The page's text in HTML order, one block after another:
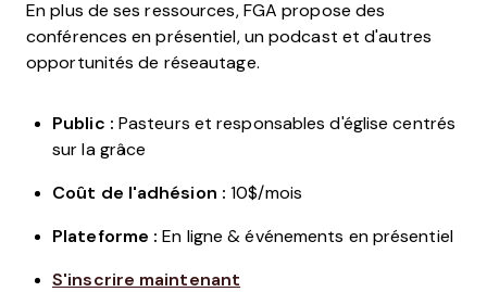
En plus de ses ressources, FGA propose des
conférences en présentiel, un podcast et d'autres
opportunités de réseautage.
Public : Pasteurs et responsables d'église centrés
sur la grâce
Coût de l'adhésion : 10$/mois
Plateforme : En ligne & événements en présentiel
S'inscrire maintenant